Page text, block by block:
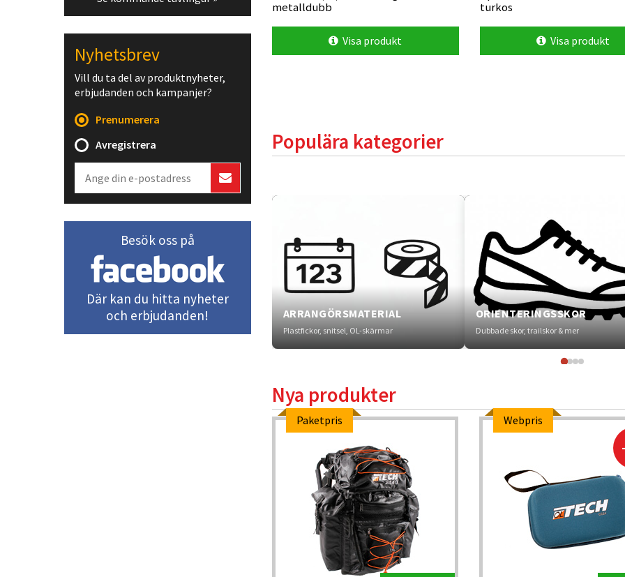
mm*100m/rulle
metalldubb
Visa produkt
turkos
Visa produkt
Populära kategorier
ARRANGÖRSMATERIAL
Plastfickor, snitsel, OL-skärmar
ORIENTERINGSSKOR
Dubbade skor, trailskor & mer
Nya produkter
Paketpris Webpris
Nyhetsbrev
Vill du ta del av produktnyheter,
erbjudanden och kampanjer?
Prenumerera
Avregistrera
Besök oss på
Där kan du hitta nyheter
och erbjudanden!